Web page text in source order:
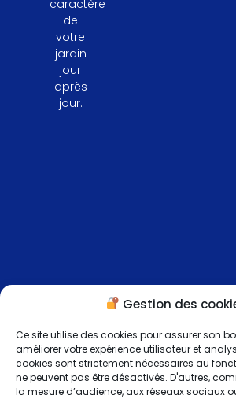
Gestion des
Ce site utilise des cookies pour assurer son
améliorer votre expérience utilisateur et
cookies sont strictement nécessaires au
ne peuvent pas être désactivés. D'autres,
la mesure d’audience, aux réseaux sociaux
caractère
de
votre
jardin
jour
après
jour.